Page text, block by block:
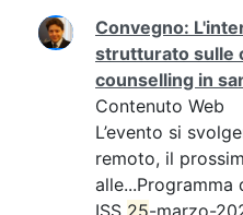
Convegno:
strutturato sulle
counselling in
Contenuto Web
L’evento si
remoto, il
alle...Programma
ISS 25-marzo-